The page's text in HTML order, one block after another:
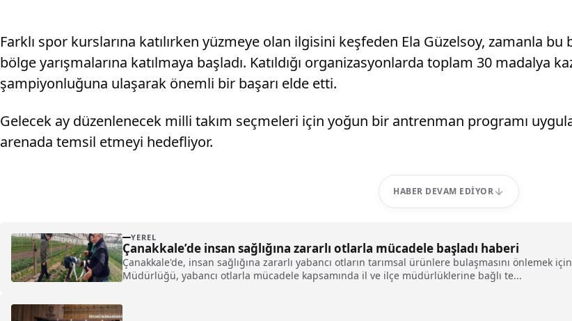
Farklı spor kurslarına katılırken yüzmeye olan ilgisini keşfeden Ela Güzelsoy, zamanla
bölge yarışmalarına katılmaya başladı. Katıldığı organizasyonlarda toplam 30 madalya
şampiyonluğuna ulaşarak önemli bir başarı elde etti.
Gelecek ay düzenlenecek milli takım seçmeleri için yoğun bir antrenman programı
arenada temsil etmeyi hedefliyor.
HABER DEVAM EDIYOR
YEREL
Çanakkale’de insan sağlığına zararlı otlarla mücadele başladı haberi
Çanakkale'de, insan sağlığına zararlı yabancı otların tarımsal ürünlere bulaşmasını önlemek
Müdürlüğü, yabancı otlarla mücadele kapsamında il ve ilçe müdürlüklerine bağlı te...